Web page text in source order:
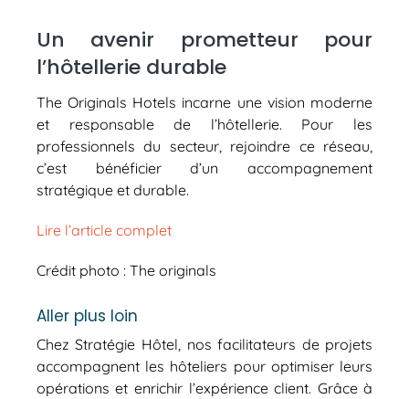
Un avenir prometteur pour
l’hôtellerie durable
The Originals Hotels incarne une vision moderne
et responsable de l’hôtellerie. Pour les
professionnels du secteur, rejoindre ce réseau,
c’est bénéficier d’un accompagnement
stratégique et durable.
Lire l’article complet
Crédit photo : The originals
Aller plus loin
Chez Stratégie Hôtel, nos facilitateurs de projets
accompagnent les hôteliers pour optimiser leurs
opérations et enrichir l’expérience client. Grâce à